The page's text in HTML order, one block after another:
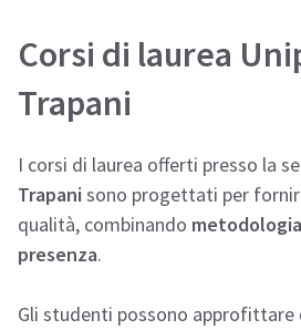
Corsi di laurea
Trapani
I corsi di laurea offerti presso la
Trapani sono progettati per
qualità, combinando
presenza.
Gli studenti possono